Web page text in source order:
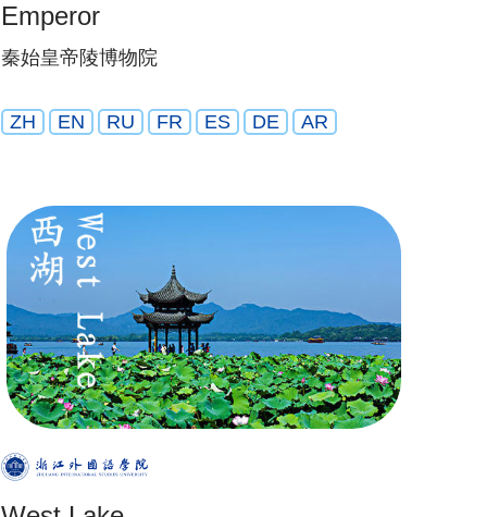
Emperor
秦始皇帝陵博物院
ZH EN RU FR ES DE AR